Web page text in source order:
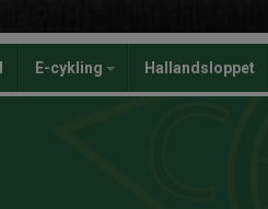
E-cykling Hallandsloppet